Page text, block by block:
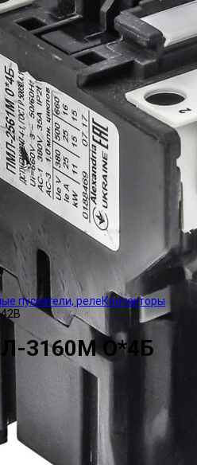
пускатели, релеКонтакторы
3160М О*4Б
Есть на складе
ЭТАЛ0001948